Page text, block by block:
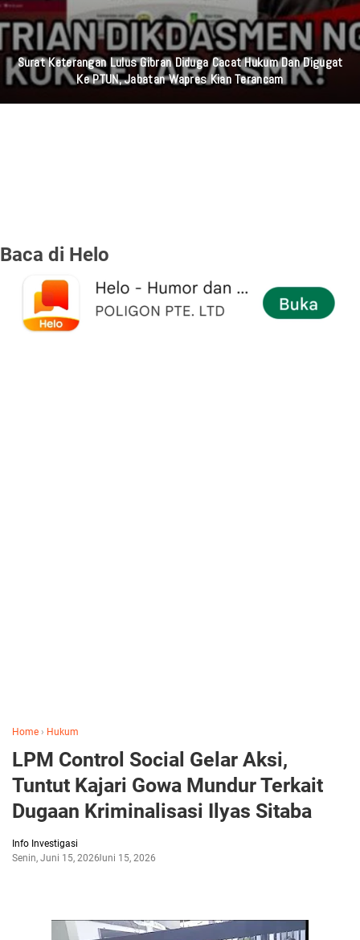
Surat Keterangan Lulus Gibran Diduga Cacat Hukum Dan Digugat
Ke PTUN, Jabatan Wapres Kian Terancam
Baca di Helo
Home › Hukum
LPM Control Social Gelar Aksi,
Tuntut Kajari Gowa Mundur Terkait
Dugaan Kriminalisasi Ilyas Sitaba
Info Investigasi
Senin, Juni 15, 2026Juni 15, 2026